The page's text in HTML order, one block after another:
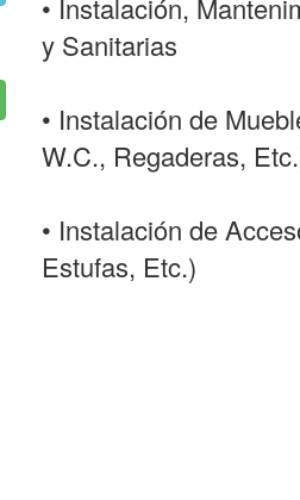
• Instalación,
y Sanitarias
• Instalación de
W.C., Regaderas,
• Instalación de
Estufas, Etc.)